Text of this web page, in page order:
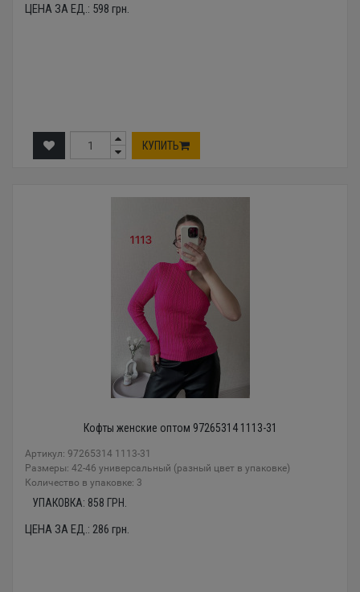
ЦЕНА ЗА ЕД.: 598 грн.
КУПИТЬ
Кофты женские оптом 97265314 1113-31
Артикул: 97265314 1113-31
Размеры: 42-46 универсальный (разный цвет в упаковке)
Количество в упаковке: 3
УПАКОВКА: 858 ГРН.
ЦЕНА ЗА ЕД.: 286 грн.